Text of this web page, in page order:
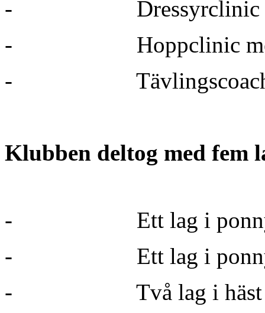
-
Dressyrclinic
-
Hoppclinic
-
Klubben deltog med fem
-
Ett lag i
-
Ett lag i
-
Två lag i